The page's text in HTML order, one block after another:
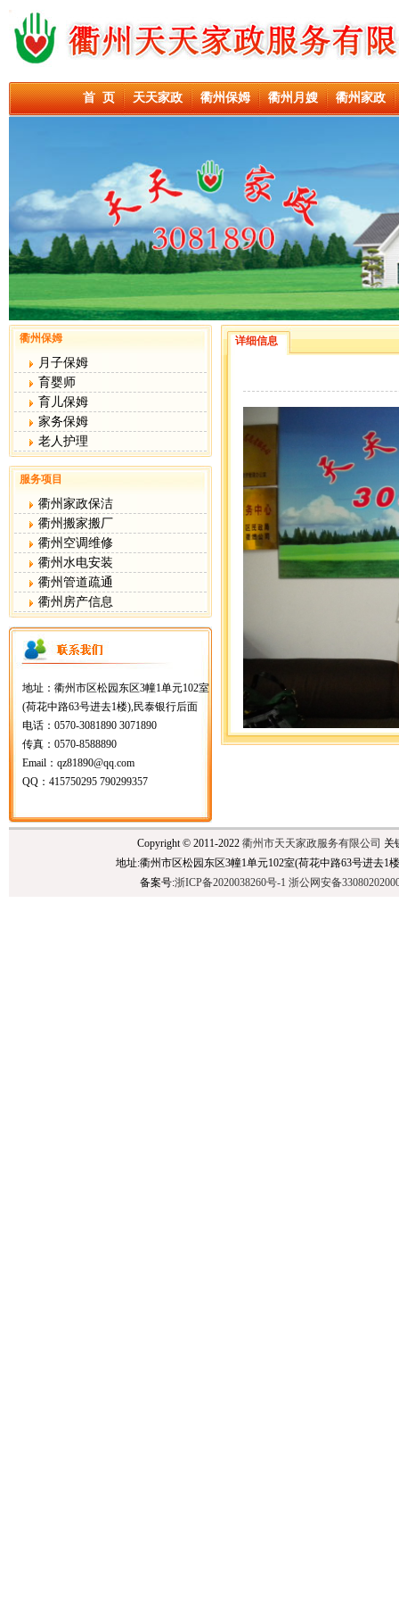
首 页 天天家政 衢州保姆 衢州月嫂 衢州家政
衢州保姆
月子保姆
育婴师
育儿保姆
家务保姆
老人护理
服务项目
衢州家政保洁
衢州搬家搬厂
衢州空调维修
衢州水电安装
衢州管道疏通
衢州房产信息
地址：衢州市区松园东区3幢1单元102室
(荷花中路63号进去1楼),民泰银行后面
电话：0570-3081890 3071890
传真：0570-8588890
Email：qz81890@qq.com
QQ：415750295 790299357
详细信息
Copyright © 2011-2022 衢州市天天家政服务有限公司 关
地址:衢州市区松园东区3幢1单元102室(荷花中路63号进去1
备案号:浙ICP备2020038260号-1 浙公网安备